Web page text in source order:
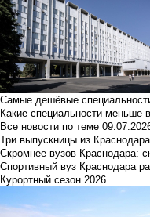
Самые дешёвые
Какие специальности меньше
Все новости по теме
Три выпускницы из
Скромнее вузов Краснодара:
Спортивный вуз Краснодара
Курортный сезон 2026